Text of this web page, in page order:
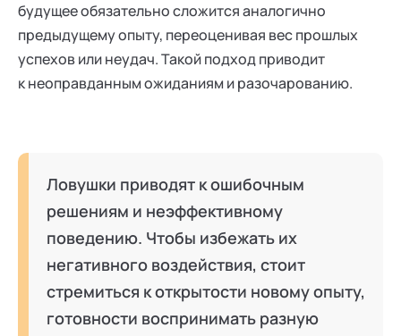
будущее обязательно сложится аналогично
предыдущему опыту, переоценивая вес прошлых
успехов или неудач. Такой подход приводит
к неоправданным ожиданиям и разочарованию.
Ловушки приводят к ошибочным
решениям и неэффективному
поведению. Чтобы избежать их
негативного воздействия, стоит
стремиться к открытости новому опыту,
готовности воспринимать разную